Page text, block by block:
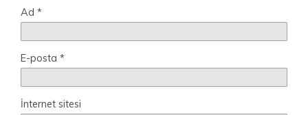
Ad *
E-posta *
İnternet sitesi